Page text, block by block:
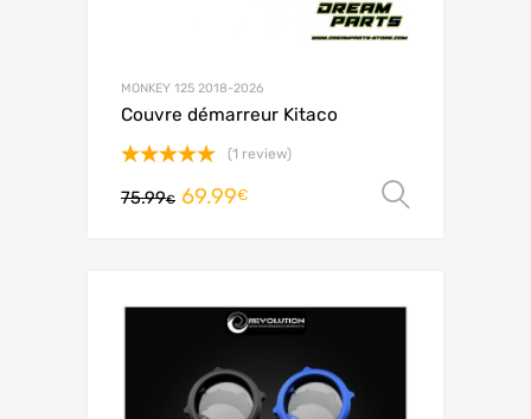
MONKEY 125 2018-2026
Couvre démarreur Kitaco
sur 5
(1 review)
75.99€ 69.99€